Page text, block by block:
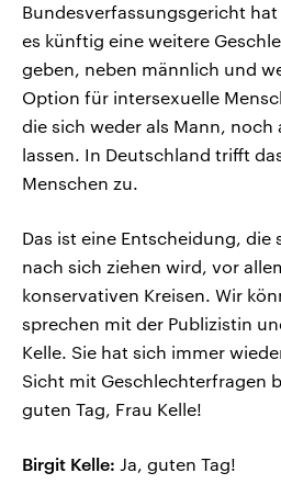
Bundesverfassungsgericht
es künftig eine weitere
geben, neben männlich und
Option für intersexuelle
die sich weder als Mann, noch
lassen. In Deutschland trifft
Menschen zu.
Das ist eine Entscheidung, die
nach sich ziehen wird, vor
konservativen Kreisen. Wir
sprechen mit der Publizistin
Kelle. Sie hat sich immer
Sicht mit Geschlechterfragen
guten Tag, Frau Kelle!
Birgit Kelle: Ja, guten Tag!